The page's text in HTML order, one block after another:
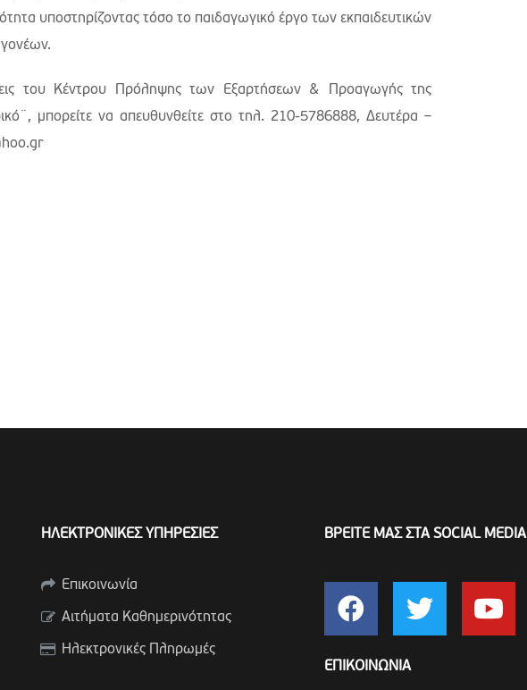
υποστηρίζοντας τόσο το παιδαγωγικό έργο των εκπαιδευτικών
του Κέντρου Πρόληψης των Εξαρτήσεων & Προαγωγής της
μπορείτε να απευθυνθείτε στο τηλ. 210-5786888, Δευτέρα –
ΗΛΕΚΤΡΟΝΙΚΕΣ ΥΠΗΡΕΣΙΕΣ
Επικοινωνία
Αιτήματα Καθημερινότητας
Ηλεκτρονικές Πληρωμές
ΒΡΕΙΤΕ ΜΑΣ ΣΤΑ SOCIAL MEDIA
ΕΠΙΚΟΙΝΩΝΙΑ